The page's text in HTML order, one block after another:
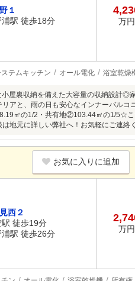
１
浦駅 徒歩18分
万円
ステムキッチン オール電化 浴室乾燥
屋裏収納を備えた大容量の収納設計◎
アと、雨の日も安心なインナーバル
㎡の1/2・共有地②103.44㎡の1/5☆こ
地元に詳しい弊社へ！お気軽にご連
お気に入りに追加
西２
駅 徒歩19分
浦駅 徒歩26分
万円